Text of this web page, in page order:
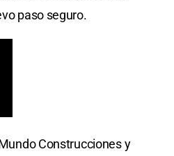
paso seguro.
Construcciones y